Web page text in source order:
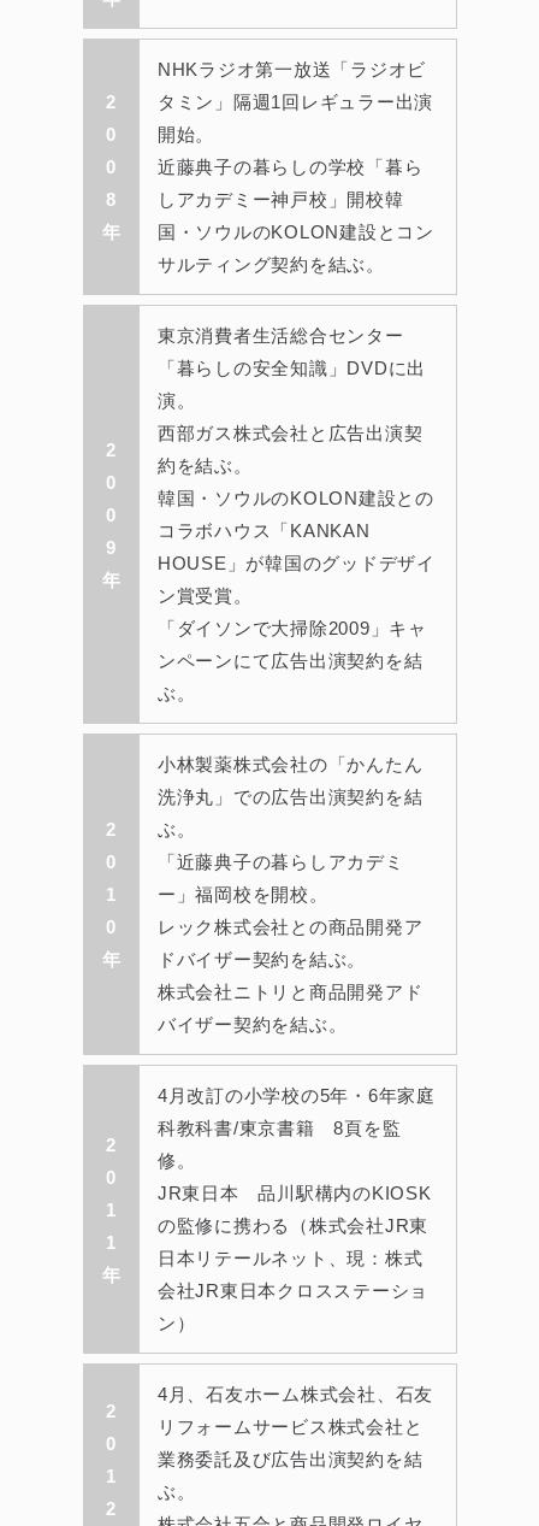
2
0
0
8
年
NHKラジオ第一放送「ラジオビ
タミン」隔週1回レギュラー出演
開始。
近藤典子の暮らしの学校「暮ら
しアカデミー神戸校」開校韓
国・ソウルのKOLON建設とコン
サルティング契約を結ぶ。
2
0
0
9
年
東京消費者生活総合センター
「暮らしの安全知識」DVDに出
演。
西部ガス株式会社と広告出演契
約を結ぶ。
韓国・ソウルのKOLON建設との
コラボハウス「KANKAN
HOUSE」が韓国のグッドデザイ
ン賞受賞。
「ダイソンで大掃除2009」キャ
ンペーンにて広告出演契約を結
ぶ。
2
0
1
0
年
小林製薬株式会社の「かんたん
洗浄丸」での広告出演契約を結
ぶ。
「近藤典子の暮らしアカデミ
ー」福岡校を開校。
レック株式会社との商品開発ア
ドバイザー契約を結ぶ。
株式会社ニトリと商品開発アド
バイザー契約を結ぶ。
2
0
1
1
年
4月改訂の小学校の5年・6年家庭
科教科書/東京書籍 8頁を監
修。
JR東日本 品川駅構内のKIOSK
の監修に携わる（株式会社JR東
日本リテールネット、現：株式
会社JR東日本クロスステーショ
ン）
2
0
1
2
4月、石友ホーム株式会社、石友
リフォームサービス株式会社と
業務委託及び広告出演契約を結
ぶ。